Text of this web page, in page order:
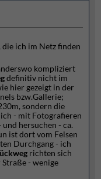
, die ich im Netz finden
kompliziert
definitiv nicht im
hier gezeigt in der
bzw.Gallerie;
sondern die
- mit Fotografieren
hersuchen - ca.
ist dort vom Felsen
Durchgang - ich
richten sich
- wenige